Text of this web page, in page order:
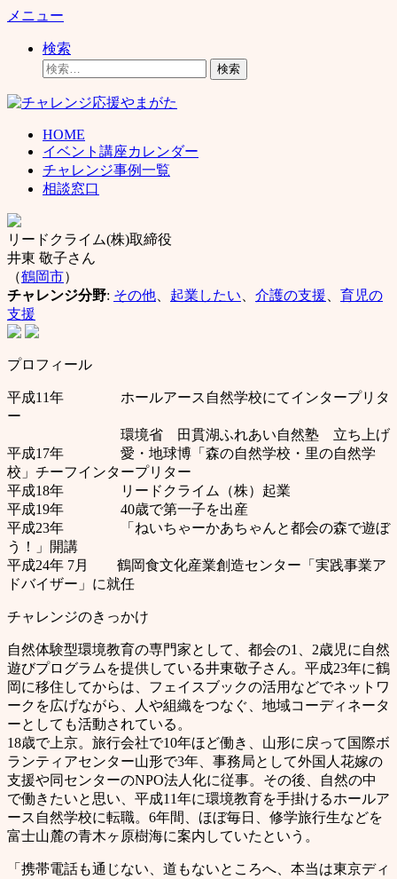
コ
へ
メニュー
検索
検
HOME
イベント講座カレンダー
チャレンジ事例一覧
相談窓口
リードクライム(株)取締役
井東 敬子さん
（鶴岡市）
チャレンジ分野: その他 起業したい 介護の支援
育児の
支援
プロフィール
平成11年 ホールアース自然学校にてインタープリタ
ー
環境省 田貫湖ふれあい自然塾 立ち上げ
平成17年 愛・地球博「森の自然学校・里の自然学
校」チーフインタープリター
平成18年 リードクライム（株）起業
平成19年 40歳で第一子を出産
平成23年 「ねいちゃーかあちゃんと都会の森で遊ぼ
う！」開講
平成24年 7月 鶴岡食文化産業創造センター「実践事業ア
ドバイザー」に就任
チャレンジのきっかけ
自然体験型環境教育の専門家として、都会の1、2歳児に自然
遊びプログラムを提供している井東敬子さん。平成23年に鶴
岡に移住してからは、フェイスブックの活用などでネットワ
ークを広げながら、人や組織をつなぐ、地域コーディネータ
ーとしても活動されている。
18歳で上京。旅行会社で10年ほど働き、山形に戻って国際ボ
ランティアセンター山形で3年、事務局として外国人花嫁の
支援や同センターのNPO法人化に従事。その後、自然の中
で働きたいと思い、平成11年に環境教育を手掛けるホールア
ース自然学校に転職。6年間、ほぼ毎日、修学旅行生などを
富士山麓の青木ヶ原樹海に案内していたという。
「携帯電話も通じない、道もないところへ、本当は東京ディ